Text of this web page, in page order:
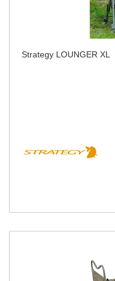
Strategy LOUNGER XL